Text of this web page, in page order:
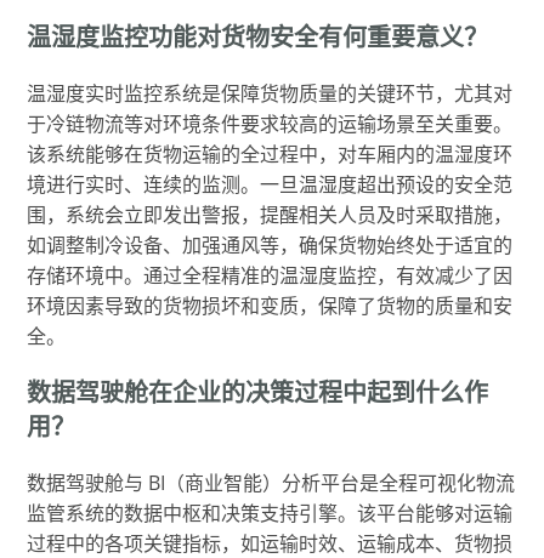
温湿度监控功能对货物安全有何重要意义？
温湿度实时监控系统是保障货物质量的关键环节，尤其对
于冷链物流等对环境条件要求较高的运输场景至关重要。
该系统能够在货物运输的全过程中，对车厢内的温湿度环
境进行实时、连续的监测。一旦温湿度超出预设的安全范
围，系统会立即发出警报，提醒相关人员及时采取措施，
如调整制冷设备、加强通风等，确保货物始终处于适宜的
存储环境中。通过全程精准的温湿度监控，有效减少了因
环境因素导致的货物损坏和变质，保障了货物的质量和安
全。
数据驾驶舱在企业的决策过程中起到什么作
用？
数据驾驶舱与 BI（商业智能）分析平台是全程可视化物流
监管系统的数据中枢和决策支持引擎。该平台能够对运输
过程中的各项关键指标，如运输时效、运输成本、货物损